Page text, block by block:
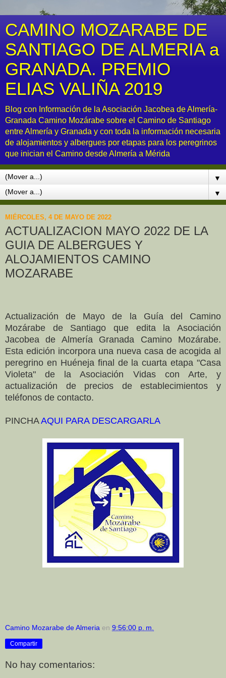
CAMINO MOZARABE DE
SANTIAGO DE ALMERIA a
GRANADA. PREMIO
ELIAS VALIÑA 2019
Blog con Información de la Asociación Jacobea de Almería-
Granada Camino Mozárabe sobre el Camino de Santiago
entre Almería y Granada y con toda la información necesaria
de alojamientos y albergues por etapas para los peregrinos
que inician el Camino desde Almería a Mérida
▼
▼
MIÉRCOLES, 4 DE MAYO DE 2022
ACTUALIZACION MAYO 2022 DE LA
GUIA DE ALBERGUES Y
ALOJAMIENTOS CAMINO
MOZARABE
Actualización de Mayo de la Guía del Camino
Mozárabe de Santiago que edita la Asociación
Jacobea de Almería Granada Camino Mozárabe.
Esta edición incorpora una nueva casa de acogida al
peregrino en Huéneja final de la cuarta etapa "Casa
Violeta" de la Asociación Vidas con Arte, y
actualización de precios de establecimientos y
teléfonos de contacto.
PINCHAAQUI PARA DESCARGARLA
Camino Mozarabe de Almeria en 9:56:00 p. m.
Compartir
No hay comentarios: